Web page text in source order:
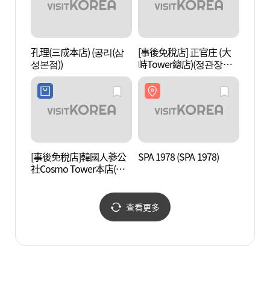
孔理(三成本店) (공리(삼
성본점))
[事後免稅店] 正官庄 (大
峙Tower總店)(정관장
KT&G타워본점)
[事後免稅店]韓國人蔘公
社Cosmo Tower本店(한
SPA 1978 (SPA 1978)
查看更多